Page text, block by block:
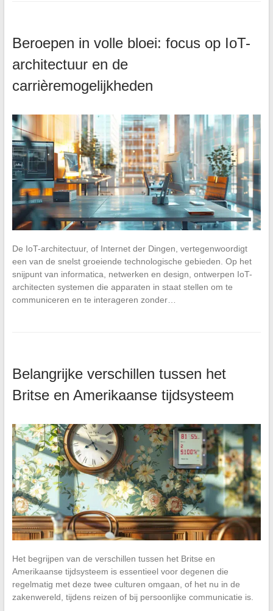
Beroepen in volle bloei: focus op IoT-
architectuur en de
carrièremogelijkheden
De IoT-architectuur, of Internet der Dingen, vertegenwoordigt
een van de snelst groeiende technologische gebieden. Op het
snijpunt van informatica, netwerken en design, ontwerpen IoT-
architecten systemen die apparaten in staat stellen om te
communiceren en te interageren zonder…
Belangrijke verschillen tussen het
Britse en Amerikaanse tijdsysteem
Het begrijpen van de verschillen tussen het Britse en
Amerikaanse tijdsysteem is essentieel voor degenen die
regelmatig met deze twee culturen omgaan, of het nu in de
zakenwereld, tijdens reizen of bij persoonlijke communicatie is.